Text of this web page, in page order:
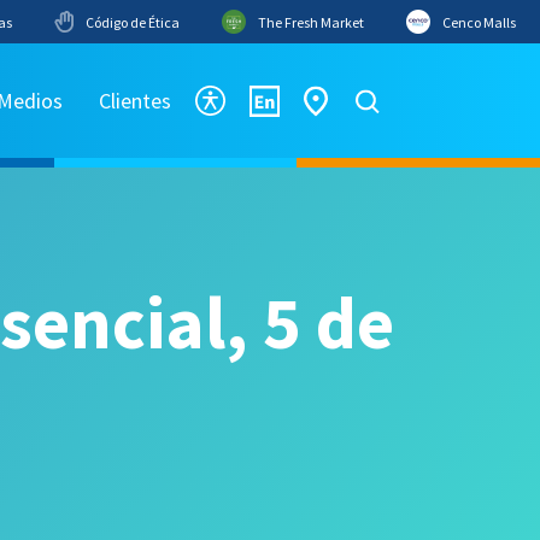
Código de Ética The Fresh Market Cenco Malls
Clientes
5 de